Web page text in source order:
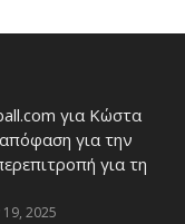
για Κώστα
για την
για τη
2025